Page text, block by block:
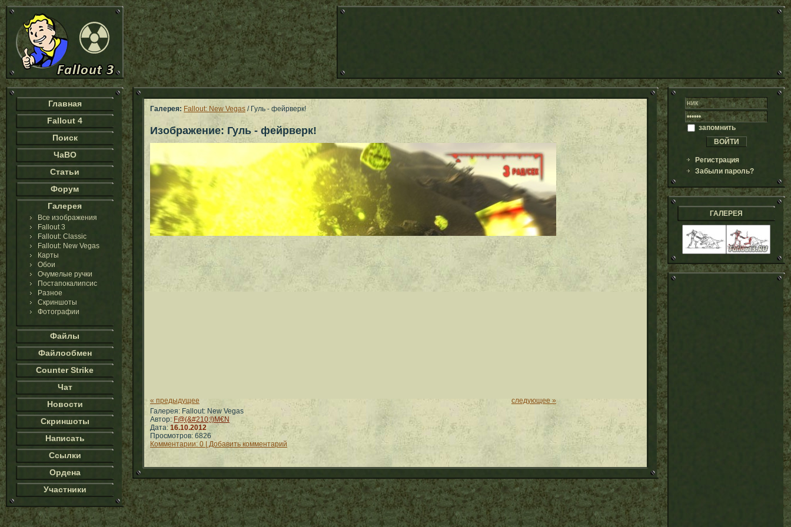
Главная
Fallout 4
Поиск
ЧаВО
Статьи
Форум
Галерея
Все изображения
Fallout 3
Fallout: Classic
Fallout: New Vegas
Карты
Обои
Очумелые ручки
Постапокалипсис
Разное
Скриншоты
Фотографии
Файлы
Файлообмен
Counter Strike
Чат
Новости
Скриншоты
Написать
Ссылки
Ордена
Участники
Галерея: Fallout: New Vegas / Гуль - фейрверк!
Изображение: Гуль - фейрверк!
« предыдущее
следующее »
Галерея: Fallout: New Vegas
Автор: F@(&#210;!)M€N
Дата: 16.10.2012
Просмотров: 6826
Комментарии: 0 | Добавить комментарий
запомнить
Регистрация
Забыли пароль?
ГАЛЕРЕЯ